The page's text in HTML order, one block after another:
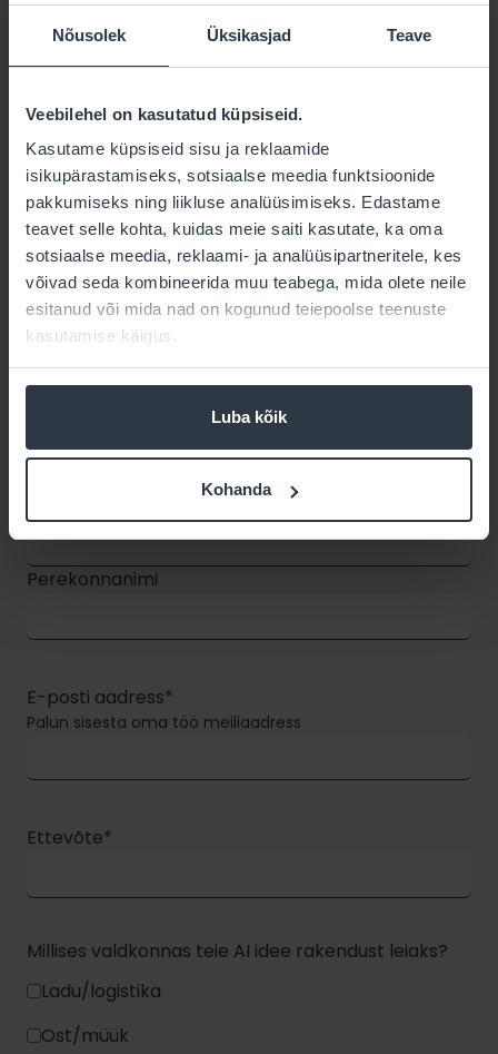
Nõusolek Üksikasjad Teave
Veebilehel on kasutatud küpsiseid.
Kasutame küpsiseid sisu ja reklaamide
isikupärastamiseks, sotsiaalse meedia funktsioonide
pakkumiseks ning liikluse analüüsimiseks. Edastame
teavet selle kohta, kuidas meie saiti kasutate, ka oma
sotsiaalse meedia, reklaami- ja analüüsipartneritele, kes
võivad seda kombineerida muu teabega, mida olete neile
esitanud või mida nad on kogunud teiepoolse teenuste
kasutamise käigus.
Luba kõik
Kohanda
Konkursi tingimused ja tähtaeg
Osaleda võivad kõik Eesti ettevõtted
2025
Parim idee valitakse välja oktoobris
Parimale ideele antakse 5000 EUR väärtuses
OIXIO ekspertide tööaega sinu idee elluviimise
toetamiseks
Konkurss “Anna AI üles”
Esita oma idee konkursile “Anna AI üles”
* tähistatud väljad on kohustuslikud
Perekonnanimi
E-posti aadress*
Palun sisesta oma töö meiliaadress
Ettevõte*
Millises valdkonnas teie AI idee rakendust leiaks?
Ladu/logistika
Ost/müük